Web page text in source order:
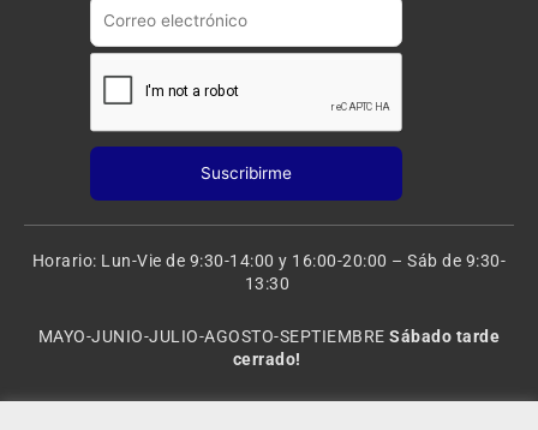
Horario: Lun-Vie de 9:30-14:00 y 16:00-20:00 – Sáb de 9:30-
13:30
MAYO-JUNIO-JULIO-AGOSTO-SEPTIEMBRESábado tarde
cerrado!